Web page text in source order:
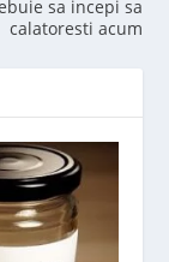
sa incepi sa
calatoresti acum